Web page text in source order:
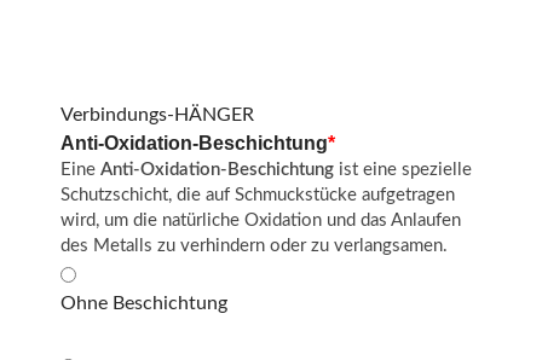
Verbindungs-HÄNGER
*
Anti-Oxidation-Beschichtung
Eine Anti-Oxidation-Beschichtung ist eine spezielle
Schutzschicht, die auf Schmuckstücke aufgetragen
wird, um die natürliche Oxidation und das Anlaufen
des Metalls zu verhindern oder zu verlangsamen.
Ohne Beschichtung